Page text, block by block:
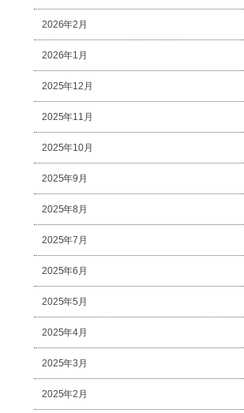
2026年2月
2026年1月
2025年12月
2025年11月
2025年10月
2025年9月
2025年8月
2025年7月
2025年6月
2025年5月
2025年4月
2025年3月
2025年2月